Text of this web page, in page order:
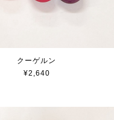
クーゲルン
¥2,640